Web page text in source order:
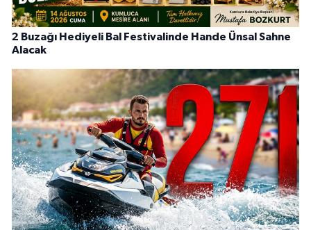
2 Buzağı Hediyeli Bal Festivalinde Hande Ünsal Sahne
Alacak